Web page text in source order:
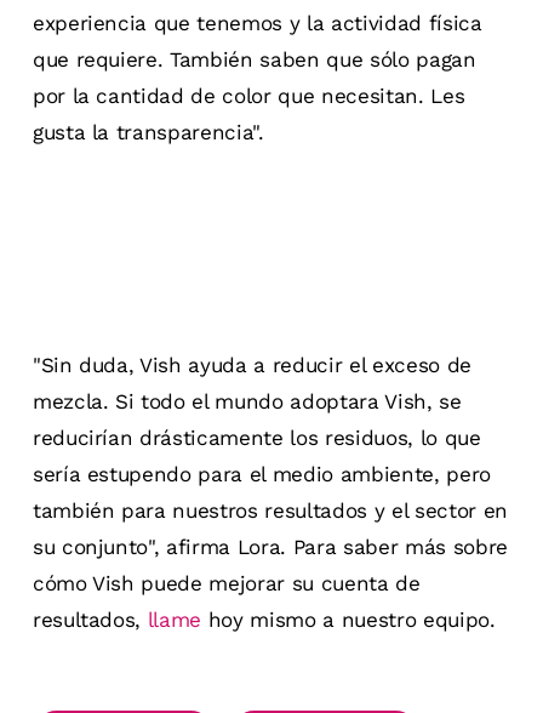
experiencia que tenemos y la actividad física
que requiere. También saben que sólo pagan
por la cantidad de color que necesitan. Les
gusta la transparencia".
"Sin duda, Vish ayuda a reducir el exceso de
mezcla. Si todo el mundo adoptara Vish, se
reducirían drásticamente los residuos, lo que
sería estupendo para el medio ambiente, pero
también para nuestros resultados y el sector en
su conjunto", afirma Lora. Para saber más sobre
cómo Vish puede mejorar su cuenta de
resultados, llame hoy mismo a nuestro equipo.